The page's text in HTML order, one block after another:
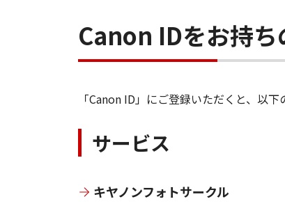
Canon IDをお持
「Canon ID」にご登録いただくと、以
サービス
キヤノンフォトサークル